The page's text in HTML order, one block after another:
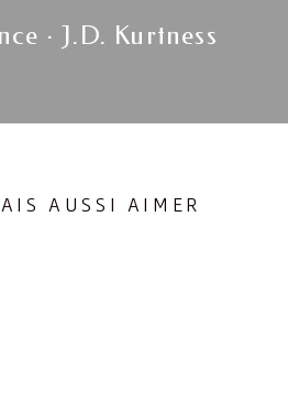
Next
· J.D. Kurtness
AUSSI AIMER